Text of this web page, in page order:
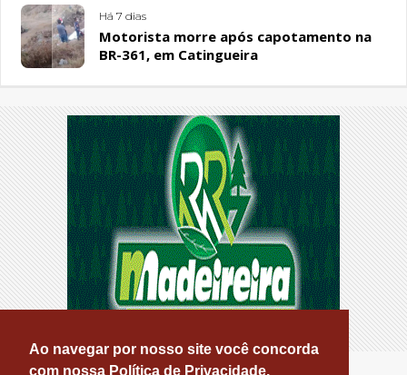
Ao navegar por nosso site você concorda
com nossa Política de Privacidade.
Há 7 dias
Motorista morre após capotamento na
BR-361, em Catingueira